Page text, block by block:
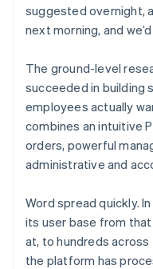
suggested overnight,
next morning, and
The ground-level
succeeded in building
employees actually
combines an intuitive
orders, powerful
administrative and
Word spread quickly.
its user base from
at, to hundreds
the platform has